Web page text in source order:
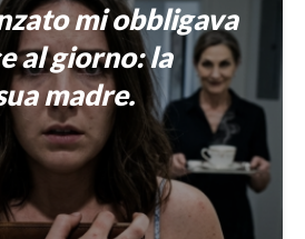
mi obbligava
al giorno: la
madre.